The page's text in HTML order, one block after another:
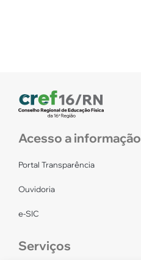
Acesso a informação
Portal Transparência
Ouvidoria
e-SIC
Serviços